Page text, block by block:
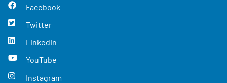
Facebook
Twitter
LinkedIn
YouTube
Instagram